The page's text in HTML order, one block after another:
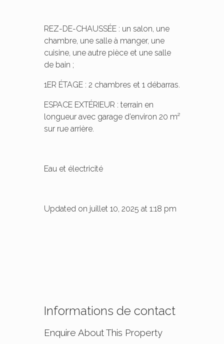
REZ-DE-CHAUSSÉE : un salon, une
chambre, une salle à manger, une
cuisine, une autre pièce et une salle
de bain ;
1ER ÉTAGE : 2 chambres et 1 débarras.
ESPACE EXTÉRIEUR : terrain en
longueur avec garage d’environ 20 m²
sur rue arrière.
Eau et électricité
Updated on juillet 10, 2025 at 1:18 pm
Informations de contact
Enquire About This Property